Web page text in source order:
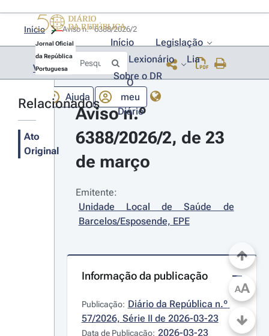
Jornal Oficial
da República
Portuguesa
Início
Legislação
Lexionário
Lia
Sobre o DR
Ajuda
O
meu
Diário
Início
Voltar
Relacionados
Ato
Original
Aviso n.º
6388/2026/2, de 23
de março
Emitente:
Unidade Local de Saúde de
Barcelos/Esposende, EPE
Informação da publicação
Publicação: Diário da República n.º
57/2026, Série II de 2026-03-23
Data de Publicação: 2026-03-23
AA